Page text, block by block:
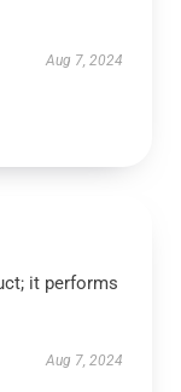
Aug 7, 2024
it performs
Aug 7, 2024